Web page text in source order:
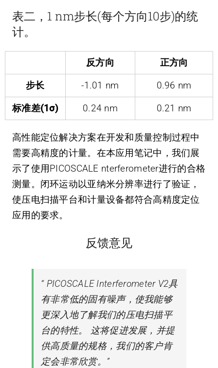
表二，1 nm步长(每个方向10步)的统
计。
反方向 正方向
步长 -1.01 nm 0.96 nm
标准差(1σ) 0.24 nm 0.21 nm
高性能定位解决方案在开发和质量控制过程中
需要高精度的计量。在本应用笔记中，我们展
示了使用PICOSCALE nterferometer进行的合格
测量。闭环运动以亚纳米分辨率进行了验证，
使压电扫描平台和计量设备都符合高精度定位
应用的要求。
反馈意见
“ PICOSCALE Interferometer V2具
有非常低的固有噪声，使我能够
更深入地了解我们的压电扫描平
台的特性。 这将促进发展，并提
供高质量的规格，我们的客户肯
定会非常欣赏。”